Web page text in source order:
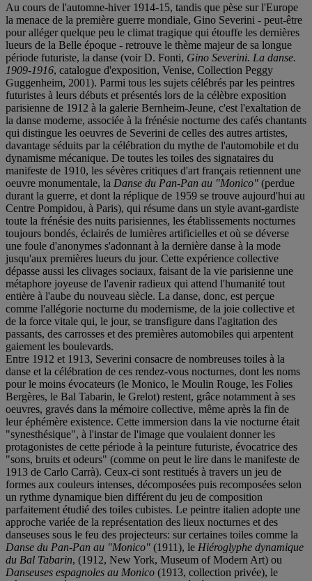
Au cours de l'automne-hiver 1914-15, tandis que pèse sur l'Europe
la menace de la première guerre mondiale, Gino Severini - peut-être
pour alléger quelque peu le climat tragique qui étouffe les dernières
lueurs de la Belle époque - retrouve le thème majeur de sa longue
période futuriste, la danse (voir D. Fonti, Gino Severini. La danse.
1909-1916, catalogue d'exposition, Venise, Collection Peggy
Guggenheim, 2001). Parmi tous les sujets célébrés par les peintres
futuristes à leurs débuts et présentés lors de la célèbre exposition
parisienne de 1912 à la galerie Bernheim-Jeune, c'est l'exaltation de
la danse moderne, associée à la frénésie nocturne des cafés chantants
qui distingue les oeuvres de Severini de celles des autres artistes,
davantage séduits par la célébration du mythe de l'automobile et du
dynamisme mécanique. De toutes les toiles des signataires du
manifeste de 1910, les sévères critiques d'art français retiennent une
oeuvre monumentale, la Danse du Pan-Pan au "Monico" (perdue
durant la guerre, et dont la réplique de 1959 se trouve aujourd'hui au
Centre Pompidou, à Paris), qui résume dans un style avant-gardiste
toute la frénésie des nuits parisiennes, les établissements nocturnes
toujours bondés, éclairés de lumières artificielles et où se déverse
une foule d'anonymes s'adonnant à la dernière danse à la mode
jusqu'aux premières lueurs du jour. Cette expérience collective
dépasse aussi les clivages sociaux, faisant de la vie parisienne une
métaphore joyeuse de l'avenir radieux qui attend l'humanité tout
entière à l'aube du nouveau siècle. La danse, donc, est perçue
comme l'allégorie nocturne du modernisme, de la joie collective et
de la force vitale qui, le jour, se transfigure dans l'agitation des
passants, des carrosses et des premières automobiles qui arpentent
gaiement les boulevards.
Entre 1912 et 1913, Severini consacre de nombreuses toiles à la
danse et la célébration de ces rendez-vous nocturnes, dont les noms
pour le moins évocateurs (le Monico, le Moulin Rouge, les Folies
Bergères, le Bal Tabarin, le Grelot) restent, grâce notamment à ses
oeuvres, gravés dans la mémoire collective, même après la fin de
leur éphémère existence. Cette immersion dans la vie nocturne était
"synesthésique", à l'instar de l'image que voulaient donner les
protagonistes de cette période à la peinture futuriste, évocatrice des
"sons, bruits et odeurs" (comme on peut le lire dans le manifeste de
1913 de Carlo Carrà). Ceux-ci sont restitués à travers un jeu de
formes aux couleurs intenses, décomposées puis recomposées selon
un rythme dynamique bien différent du jeu de composition
parfaitement étudié des toiles cubistes. Le peintre italien adopte une
approche variée de la représentation des lieux nocturnes et des
danseuses sous le feu des projecteurs: sur certaines toiles comme la
Danse du Pan-Pan au "Monico" (1911), le Hiéroglyphe dynamique
du Bal Tabarin, (1912, New York, Museum of Modern Art) ou
Danseuses espagnoles au Monico (1913, collection privée), le